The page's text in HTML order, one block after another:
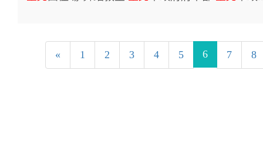
« 1 2 3 4 5 6 7 8